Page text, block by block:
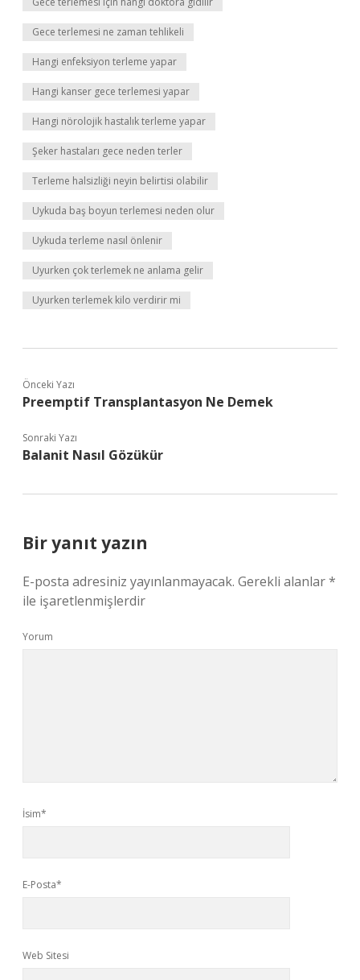
Gece terlemesi ne zaman tehlikeli
Hangi enfeksiyon terleme yapar
Hangi kanser gece terlemesi yapar
Hangi nörolojik hastalık terleme yapar
Şeker hastaları gece neden terler
Terleme halsizliği neyin belirtisi olabilir
Uykuda baş boyun terlemesi neden olur
Uykuda terleme nasıl önlenir
Uyurken çok terlemek ne anlama gelir
Uyurken terlemek kilo verdirir mi
Önceki Yazı
Preemptif Transplantasyon Ne Demek
Sonraki Yazı
Balanit Nasıl Gözükür
Bir yanıt yazın
E-posta adresiniz yayınlanmayacak. Gerekli alanlar*
ile işaretlenmişlerdir
Yorum
İsim*
E-Posta*
Web Sitesi